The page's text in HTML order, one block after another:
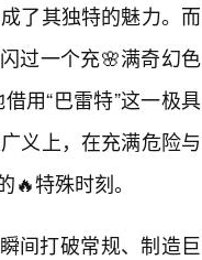
了其独特的魅力。而
过一个充🌸满奇幻色
用“巴雷特”这一极具
义上，在充满危险与
特殊时刻。
间打破常规、制造巨